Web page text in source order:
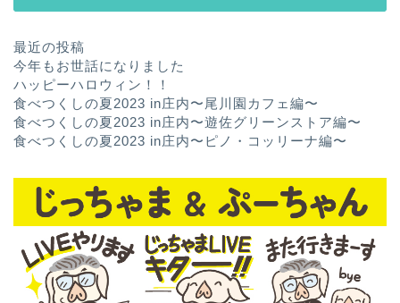
最近の投稿
今年もお世話になりました
ハッピーハロウィン！！
食べつくしの夏2023 in庄内〜尾川園カフェ編〜
食べつくしの夏2023 in庄内〜遊佐グリーンストア編〜
食べつくしの夏2023 in庄内〜ピノ・コッリーナ編〜
ホーム